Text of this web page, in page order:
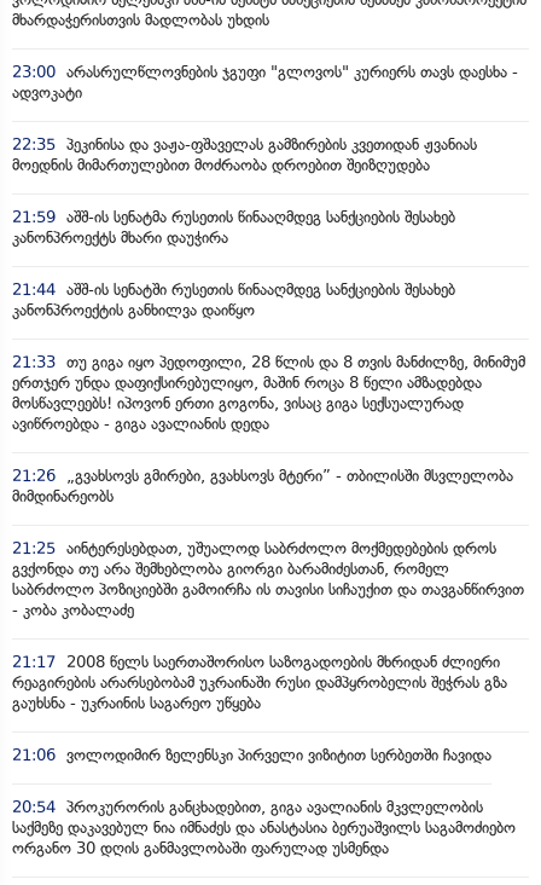
მხარდაჭერისთვის მადლობას უხდის
23:00 არასრულწლოვნების ჯგუფი "გლოვოს" კურიერს თავს დაესხა -
ადვოკატი
22:35 პეკინისა და ვაჟა-ფშაველას გამზირების კვეთიდან ჟვანიას
მოედნის მიმართულებით მოძრაობა დროებით შეიზღუდება
21:59 აშშ-ის სენატმა რუსეთის წინააღმდეგ სანქციების შესახებ
კანონპროექტს მხარი დაუჭირა
21:44 აშშ-ის სენატში რუსეთის წინააღმდეგ სანქციების შესახებ
კანონპროექტის განხილვა დაიწყო
21:33 თუ გიგა იყო პედოფილი, 28 წლის და 8 თვის მანძილზე, მინიმუმ
ერთჯერ უნდა დაფიქსირებულიყო, მაშინ როცა 8 წელი ამზადებდა
მოსწავლეებს! იპოვონ ერთი გოგონა, ვისაც გიგა სექსუალურად
ავიწროებდა - გიგა ავალიანის დედა
21:26
„გვახსოვს გმირები, გვახსოვს მტერი” - თბილისში მსვლელობა
მიმდინარეობს
21:25 აინტერესებდათ, უშუალოდ საბრძოლო მოქმედებების დროს
გვქონდა თუ არა შემხებლობა გიორგი ბარამიძესთან, რომელ
საბრძოლო პოზიციებში გამოირჩა ის თავისი სიჩაუქით და თავგანწირვით
- კობა კობალაძე
21:17
2008 წელს საერთაშორისო საზოგადოების მხრიდან ძლიერი
რეაგირების არარსებობამ უკრაინაში რუსი დამპყრობელის შეჭრას გზა
გაუხსნა - უკრაინის საგარეო უწყება
21:06 ვოლოდიმირ ზელენსკი პირველი ვიზიტით სერბეთში ჩავიდა
20:54 პროკურორის განცხადებით, გიგა ავალიანის მკვლელობის
საქმეზე დაკავებულ ნია იმნაძეს და ანასტასია ბერუაშვილს საგამოძიებო
ორგანო 30 დღის განმავლობაში ფარულად უსმენდა